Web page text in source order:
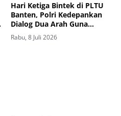
Hari Ketiga Bintek di PLTU
Banten, Polri Kedepankan
Dialog Dua Arah Guna
Sempurnakan Pola
Pengamanan Obvitnas
Rabu, 8 Juli 2026